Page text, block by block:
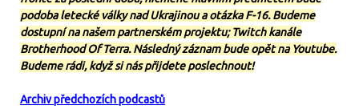
podoba letecké války nad Ukrajinou a otázka F-16. Budeme
dostupní na našem partnerském projektu; Twitch kanále
Brotherhood Of Terra. Následný záznam bude opět na Youtube.
Budeme rádi, když si nás přijdete poslechnout!
Archiv předchozích podcastů